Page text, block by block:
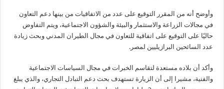
وأوضح أنه من المقرر التوقيع على عدد من الاتفاقيات من بينها دعم التعاون
في مجالات الزراعة والاستثمار والبيئة والشؤون الاجتماعية، ويتم التفاوض
حاليًا على التوقيع على اتفاقية للتعاون في مجال الطيران المدني وبحث زيادة
عدد السائحين البرازيليين لمصر.
وأكد أن بلاده مستعدة لتقاسم الخبرات في مجال السياسات الاجتماعية
والفنية، مشيرا إلى أن الزيارة تستهدف بحث دعم التبادل التجاري، والذي يبلغ